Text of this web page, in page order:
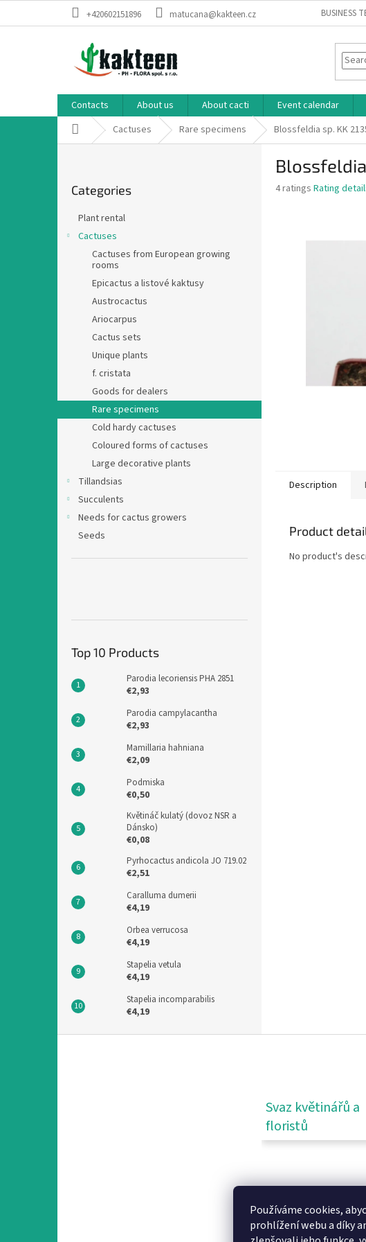
Používáme cookies,
prohlížení webu a díky
+420602151896 matucana@kakteen.cz BUSINESS
Contacts About us About cacti Event calendar
Home Cactuses Rare specimens Blossfeldia sp. KK
categories
Categories
Plant rental
Cactuses
Cactuses from European growing
rooms
Epicactus a listové kaktusy
Austrocactus
Ariocarpus
Cactus sets
Unique plants
f. cristata
Goods for dealers
Rare specimens
Cold hardy cactuses
Coloured forms of cactuses
Large decorative plants
Tillandsias
Succulents
Needs for cactus growers
Seeds
Top 10 Products
Parodia lecoriensis PHA 2851
€2,93
Parodia campylacantha
€2,93
Mamillaria hahniana
€2,09
Podmiska
€0,50
Květináč kulatý (dovoz NSR a
Dánsko)
€0,08
Pyrhocactus andicola JO 719.02
€2,51
Caralluma dumerii
€4,19
Orbea verrucosa
€4,19
Stapelia vetula
€4,19
Stapelia incomparabilis
€4,19
The
4 ratings Rating
Description
Product
No product's
Svaz květinářů a
floristů